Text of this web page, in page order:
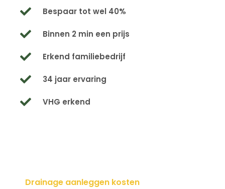
Bespaar tot wel 40%
Binnen 2 min een prijs
Erkend familiebedrijf
34 jaar ervaring
VHG erkend
Drainage aanleggen kosten